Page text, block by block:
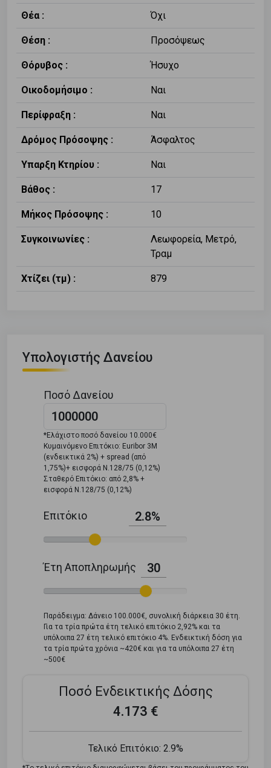
Θέα : Όχι
Θέση : Προσόψεως
Θόρυβος : Ήσυχο
Οικοδομήσιμο : Ναι
Περίφραξη : Ναι
Δρόμος Πρόσοψης : Άσφαλτος
Υπαρξη Κτηρίου : Ναι
Βάθος : 17
Μήκος Πρόσοψης : 10
Συγκοινωνίες :
Λεωφορεία, Μετρό,
Τραμ
Χτίζει (τμ) : 879
Υπολογιστής Δανείου
Ποσό Δανείου
*Ελάχιστο ποσό δανείου 10.000€
Κυμαινόμενο Επιτόκιο: Euribor 3M
(ενδεικτικά 2%) + spread (από
1,75%)+ εισφορά Ν.128/75 (0,12%)
Σταθερό Επιτόκιο: από 2,8% +
εισφορά Ν.128/75 (0,12%)
Επιτόκιο 2.8%
Έτη Αποπληρωμής 30
Παράδειγμα: Δάνειο 100.000€, συνολική διάρκεια 30 έτη.
Για τα τρία πρώτα έτη τελικό επιτόκιο 2,92% και τα
υπόλοιπα 27 έτη τελικό επιτόκιο 4%. Ενδεικτική δόση για
τα τρία πρώτα χρόνια ~420€ και για τα υπόλοιπα 27 έτη
~500€
Ποσό Ενδεικτικής Δόσης
4.173 €
Τελικό Επιτόκιο: 2.9%